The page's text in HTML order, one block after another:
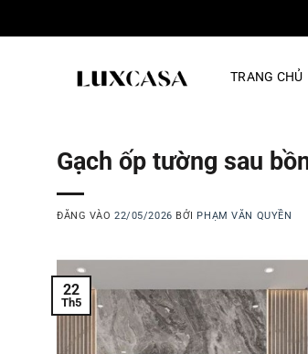
qua
TRANG CHỦ
Gạch ốp tường sau
ĐĂNG VÀO22/05/2026 BỞI PHẠM VĂN QUYỀN
22
Th5